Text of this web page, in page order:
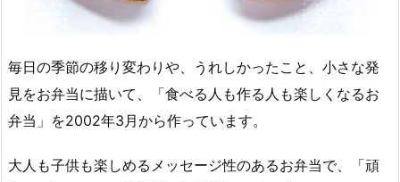
毎日の季節の移り変わりや、うれしかったこと、小さな発
見をお弁当に描いて、「食べる人も作る人も楽しくなるお
弁当」を2002年3月から作っています。
大人も子供も楽しめるメッセージ性のあるお弁当で、「頑